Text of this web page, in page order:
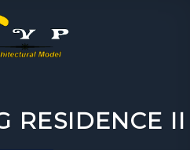
RESIDENCE II